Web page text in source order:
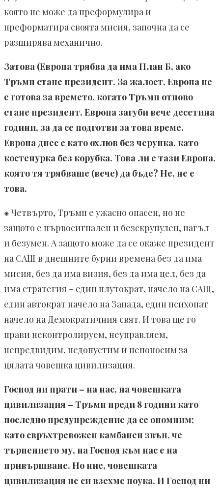
която не може да преформулира и
преформатира своята мисия, започна да се
разширява механично.
Затова (Европа трябва да има План Б, ако
Тръмп стане президент. За жалост, Европа не
е готова за времето, когато Тръмп отново
стане президент. Европа загуби вече десетина
години, за да се подготви за това време.
Европа днес е като охлюв без черупка, като
костенурка без корубка. Това ли е тази Европа,
която тя трябваше (вече) да бъде? Не, не е
това.
⁕ Четвърто, Тръмп е ужасно опасен, но не
защото е първосигнален и безскрупулен, нагъл
и безумен. А защото може да се окаже президент
на САЩ в днешните бурни времена без да има
мисия, без да има визия, без да има цел, без да
има стратегия – един плутократ, начело на САЩ,
един автократ начело на Запада, един психопат
начело на Демократичния свят. И това ще го
прави неконтролируем, неуправляем,
непредвидим, недопустим и непоносим за
цялата човешка цивилизация.
Господ ни прати – на нас, на човешката
цивилизация – Тръмп преди 8 години като
последно предупреждение да се опомним;
като свръхтревожен камбанен звън, че
търпението му, на Господ към нас е на
привършване. Но ние, човешката
цивилизация не си взехме поука. И Господ ни